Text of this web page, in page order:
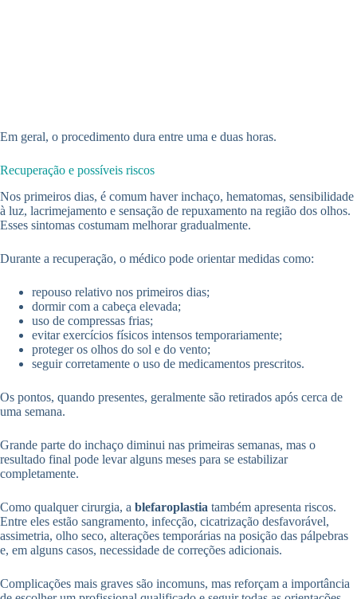
Em geral, o procedimento dura entre uma e duas horas.
Recuperação e possíveis riscos
Nos primeiros dias, é comum haver inchaço, hematomas, sensibilidade
à luz, lacrimejamento e sensação de repuxamento na região dos olhos.
Esses sintomas costumam melhorar gradualmente.
Durante a recuperação, o médico pode orientar medidas como:
repouso relativo nos primeiros dias;
dormir com a cabeça elevada;
uso de compressas frias;
evitar exercícios físicos intensos temporariamente;
proteger os olhos do sol e do vento;
seguir corretamente o uso de medicamentos prescritos.
Os pontos, quando presentes, geralmente são retirados após cerca de
uma semana.
Grande parte do inchaço diminui nas primeiras semanas, mas o
resultado final pode levar alguns meses para se estabilizar
completamente.
Como qualquer cirurgia, a blefaroplastia também apresenta riscos.
Entre eles estão sangramento, infecção, cicatrização desfavorável,
assimetria, olho seco, alterações temporárias na posição das pálpebras
e, em alguns casos, necessidade de correções adicionais.
Complicações mais graves são incomuns, mas reforçam a importância